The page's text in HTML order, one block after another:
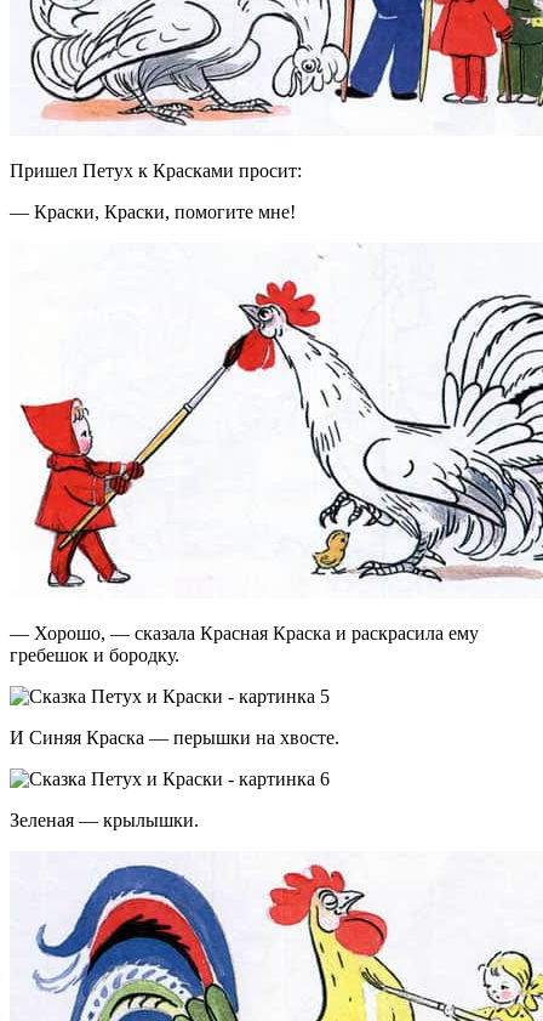
Пришел Петух к Красками просит:
— Краски, Краски, помогите мне!
— Хорошо, — сказала Красная Краска и раскрасила ему
гребешок и бородку.
И Синяя Краска — перышки на хвосте.
Зеленая — крылышки.